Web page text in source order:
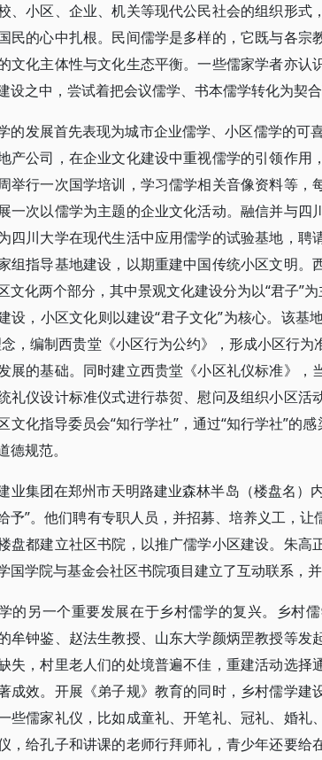
、小区、企业、机关等现代公民社会的组织形式
民的心中扎根。民间儒学是多样的，它既与各宗
文化主体性与文化生态平衡。一些儒家学者亦认
设之中，尝试着把会议儒学、书本儒学转化为契
的发展首先表现为城市企业儒学、小区儒学的可
产公司，在企业文化建设中重视儒学的引领作用
举行一次国学培训，学习儒学相关音像资料等，
一次以儒学为主题的企业文化活动。融信并与四
四川大学在现代生活中应用儒学的试验基地，聘
组指导基地建设，以期重建中国传统小区文明。
文化两个部分，其中景观文化建设分为以“君子”
设，小区文化则以建设“君子文化”为核心。该基
，编制西贵堂《小区行为公约》，形成小区行
展的基础。同时建立西贵堂《小区礼仪标准》，
礼仪设计标准仪式进行恭贺、慰问及组织小区活
文化指导委员会“知行学社”，通过“知行学社”的
德规范。
业集团在郑州市天明路建业森林半岛（楼盘名）
予”。他们聘有专职人员，并招募、培养义工，
盘都建立社区书院，以推广儒学小区建设。朱高
国学院与基金会社区书院项目建立了互动联系，
的另一个重要发展在于乡村儒学的复兴。乡村
牟钟鉴、赵法生教授、山东大学颜炳罡教授等发
失，村里老人们的处境普遍不佳，重建活动选择
成效。开展《弟子规》教育的同时，乡村儒学建
些儒家礼仪，比如成童礼、开笔礼、冠礼、婚礼
，给孔子和讲课的老师行拜师礼，青少年还要给